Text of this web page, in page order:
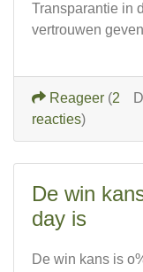
Transparantie in
vertrouwen geven
Reageer (2
reacties)
De win
day is
De win kans is